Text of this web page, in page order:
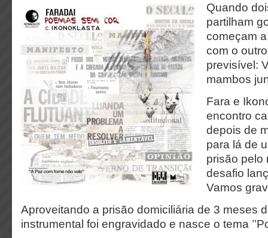
Quando
partilham
começam
com o
previsível:
mambos
Fara e
encontro
depois de
para lá de
prisão pelo
desafio
Vamos
Aproveitando a prisão domiciliária de 3 meses
instrumental foi engravidado e nasce o tema